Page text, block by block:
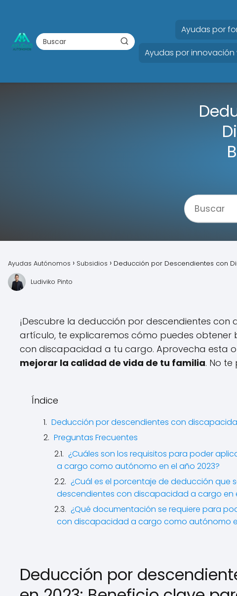
Ayudas por
Ayudas por
Ayudas Autónomos Subsidios
Deducción por Descendientes con
Ludiviko Pinto
¡Descubre la deducción por descendientes
artículo, te explicaremos cómo puedes
con discapacidad a tu cargo. Aprovecha esta
mejorar la calidad de vida de tu familia. No
Índice
Deducción por descendientes con
Preguntas Frecuentes
¿Cuáles son los requisitos para poder
a cargo como autónomo en el año 2023?
¿Cuál es el porcentaje de deducción
descendientes con discapacidad a cargo en
¿Qué documentación se requiere para
con discapacidad a cargo como autónomo
Deducción por